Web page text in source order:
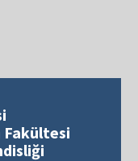
Fakültesi